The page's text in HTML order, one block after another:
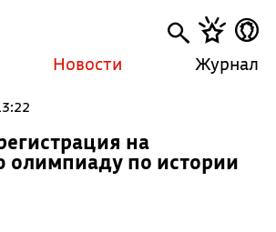
Новости Журнал
на
олимпиаду по истории